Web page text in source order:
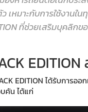
เหมาะกับการใช้งานใ
ที่ช่วยเสริมบุคลิก
EDITION ได้รับการ
คัน ได้แก่